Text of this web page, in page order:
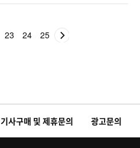
23 24 25
기사구매 및 제휴문의 광고문의